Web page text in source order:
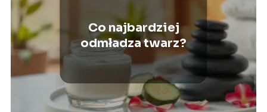
Co najbardziej
odmładza twarz?